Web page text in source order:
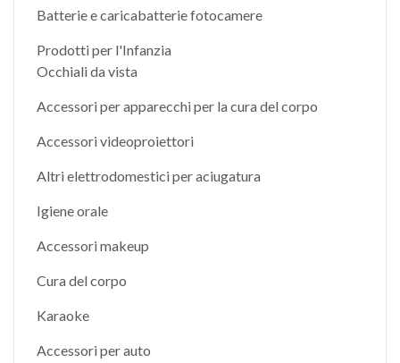
Batterie e caricabatterie fotocamere
Prodotti per l'Infanzia
Occhiali da vista
Accessori per apparecchi per la cura del corpo
Accessori videoproiettori
Altri elettrodomestici per aciugatura
Igiene orale
Accessori makeup
Cura del corpo
Karaoke
Accessori per auto